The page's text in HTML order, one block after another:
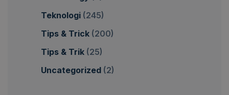
Teknologi (245)
Tips & Trick (200)
Tips & Trik (25)
Uncategorized (2)